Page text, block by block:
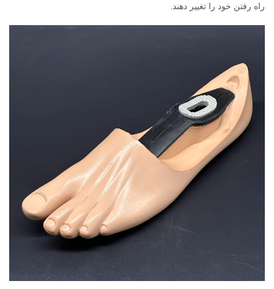
راه رفتن خود را تغییر دهند.